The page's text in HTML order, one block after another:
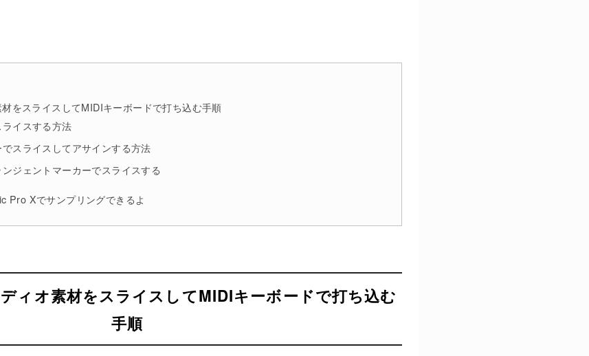
をスライスしてMIDIキーボードで打ち込む手順
イスする方法
スライスしてアサインする方法
ジェントマーカーでスライスする
Pro Xでサンプリングできるよ
ィオ素材をスライスしてMIDIキーボードで打ち込む
手順